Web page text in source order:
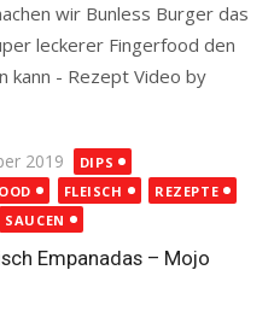
wir Bunless Burger das
leckerer Fingerfood den
kann - Rezept Video by
2019
DIPS
FLEISCH
REZEPTE
SAUCEN
Empanadas – Mojo